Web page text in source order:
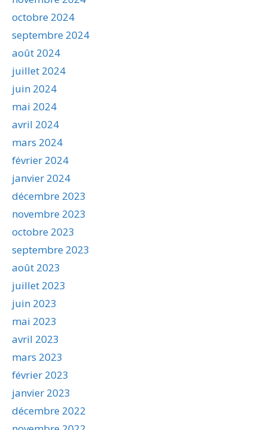
octobre 2024
septembre 2024
août 2024
juillet 2024
juin 2024
mai 2024
avril 2024
mars 2024
février 2024
janvier 2024
décembre 2023
novembre 2023
octobre 2023
septembre 2023
août 2023
juillet 2023
juin 2023
mai 2023
avril 2023
mars 2023
février 2023
janvier 2023
décembre 2022